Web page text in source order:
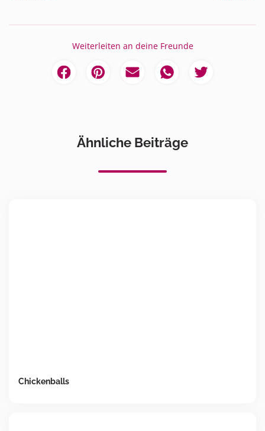
Weiterleiten an deine Freunde
Ähnliche Beiträge
Chickenballs